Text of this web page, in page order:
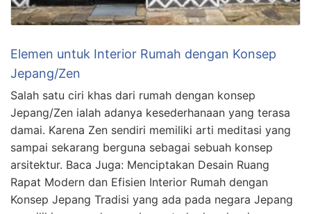
Elemen untuk Interior Rumah dengan Konsep
Jepang/Zen
Salah satu ciri khas dari rumah dengan konsep
Jepang/Zen ialah adanya kesederhanaan yang terasa
damai. Karena Zen sendiri memiliki arti meditasi yang
sampai sekarang berguna sebagai sebuah konsep
arsitektur. Baca Juga: Menciptakan Desain Ruang
Rapat Modern dan Efisien Interior Rumah dengan
Konsep Jepang Tradisi yang ada pada negara Jepang